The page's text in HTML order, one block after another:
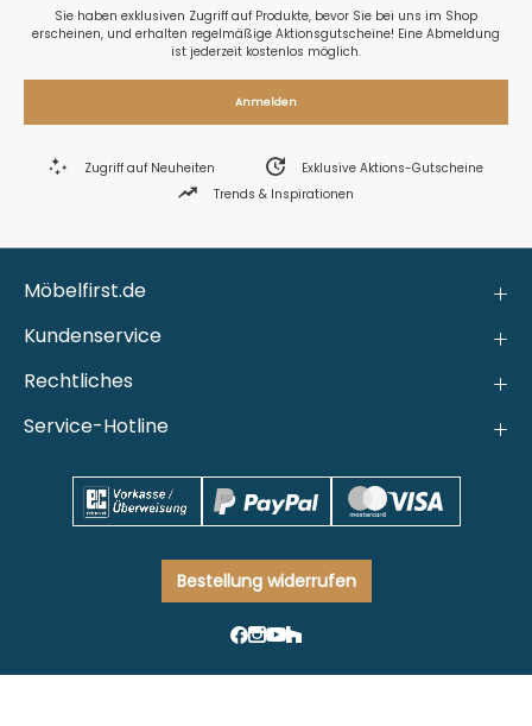
Sie haben exklusiven Zugriff auf Produkte, bevor Sie bei uns im Shop
erscheinen, und erhalten regelmäßige Aktionsgutscheine! Eine Abmeldung
ist jederzeit kostenlos möglich.
Anmelden
Zugriff auf Neuheiten
Exklusive Aktions-Gutscheine
Trends & Inspirationen
Möbelfirst.de
Kundenservice
Rechtliches
Service-Hotline
Bestellung widerrufen